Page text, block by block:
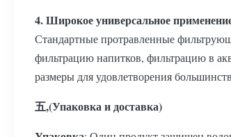
4. Широкое универсальное
Стандартные протравленные
фильтрацию напитков, фильтрацию в
размеры для удовлетворения
五,(Упаковка и доставка)